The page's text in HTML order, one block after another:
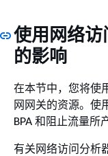
使用网络访
的影响
在本节中，您将使
网网关的资源。使
BPA 和阻止流量所
有关网络访问分析